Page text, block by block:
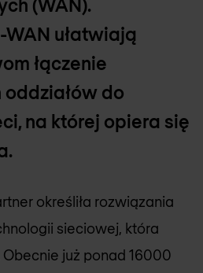
(WAN).
WAN ułatwiają
łączenie
do
na której opiera się
określiła rozwiązania
sieciowej, która
już ponad 16000